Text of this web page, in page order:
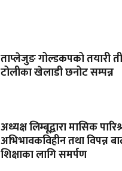
ताप्लेजुङ गोल्डकपको तयारी
टोलीका खेलाडी छनोट सम्पन्न
अध्यक्ष लिम्बूद्वारा मासिक
अभिभावकविहीन तथा विपन्न
शिक्षाका लागि समर्पण